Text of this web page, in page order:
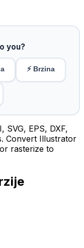
you?
⚡ Brzina
SVG, EPS, DXF,
Convert Illustrator
rasterize to